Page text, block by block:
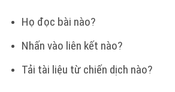
Họ đọc bài nào?
Nhấn vào liên kết nào?
Tải tài liệu từ chiến dịch nào?